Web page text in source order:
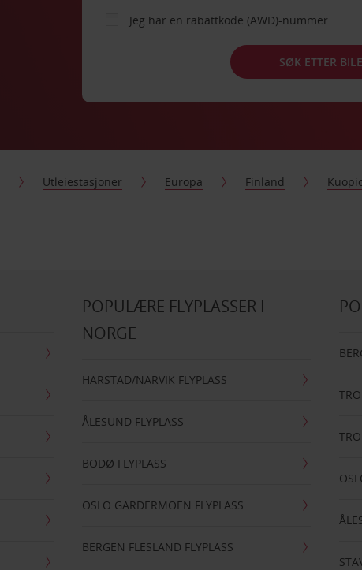
Jeg har en rabattkode (AWD)-nummer
SØK ETTER
Utleiestasjoner Europa Finland
POPULÆRE FLYPLASSER I
NORGE
HARSTAD/NARVIK FLYPLASS
ÅLESUND FLYPLASS
BODØ FLYPLASS
OSLO GARDERMOEN FLYPLASS
BERGEN FLESLAND FLYPLASS